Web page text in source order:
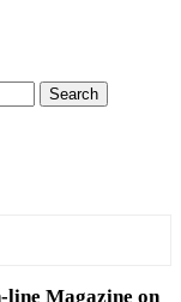
line Magazine on